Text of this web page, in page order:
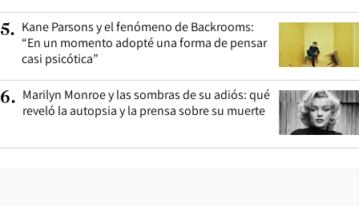
5. Kane Parsons y el fenómeno de Backrooms:
“En un momento adopté una forma de pensar
casi psicótica”
6. Marilyn Monroe y las sombras de su adiós: qué
reveló la autopsia y la prensa sobre su muerte